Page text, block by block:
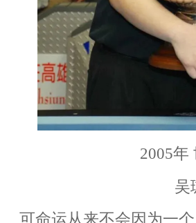
2005年
吴
可命运从来不会因为一